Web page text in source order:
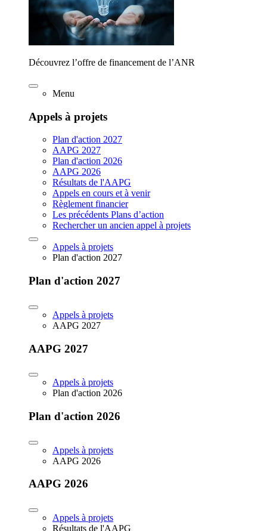
Découvrez l’offre de financement de l’ANR
Menu
Appels à projets
Plan d'action 2027
AAPG 2027
Plan d'action 2026
AAPG 2026
Résultats de l'AAPG
Appels en cours et à venir
Règlement financier
Les précédents Plans d’action
Rechercher un ancien appel à projets
Appels à projets
Plan d'action 2027
Plan d'action 2027
Appels à projets
AAPG 2027
AAPG 2027
Appels à projets
Plan d'action 2026
Plan d'action 2026
Appels à projets
AAPG 2026
AAPG 2026
Appels à projets
Résultats de l'AAPG